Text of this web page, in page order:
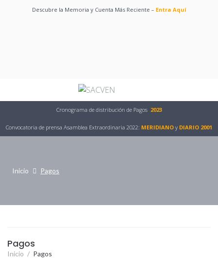
Descubre la Memoria y Cuenta Más Reciente – Entra Aquí
Bases Legales
Persona Natural
Pagos
Todas las Tarifas
Cronograma de distribución de Pagos 2023
Convocatoria de prensa Asamblea Extraordinaria 2022: MERIDIANO y DIARIO 2001
Inicio Pagos
Pagos
Inicio / Pagos